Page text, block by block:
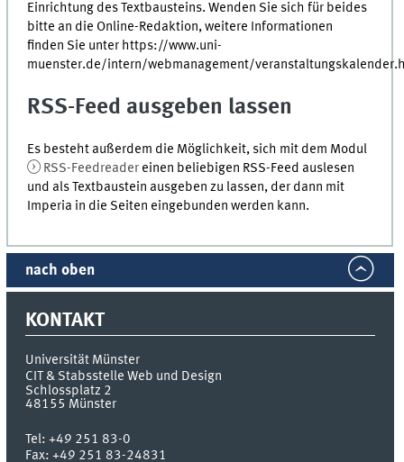
Einrichtung des Textbausteins. Wenden Sie sich für beides
bitte an die Online-Redaktion, weitere Informationen
finden Sie unter https://www.uni-
muenster.de/intern/webmanagement/
RSS-Feed ausgeben lassen
Es besteht außerdem die Möglichkeit, sich mit dem Modul
RSS-Feedreader einen beliebigen RSS-Feed auslesen
und als Textbaustein ausgeben zu lassen, der dann mit
Imperia in die Seiten eingebunden werden kann.
nach oben
KONTAKT
Universität Münster
CIT & Stabsstelle Web und Design
Schlossplatz 2
48155 Münster
Tel:+49 251 83-0
Fax:+49 251 83-24831